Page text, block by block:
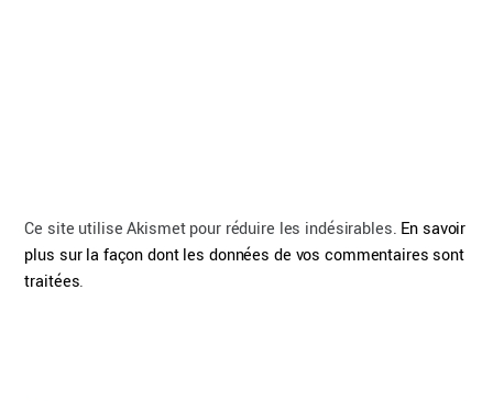
Ce site utilise Akismet pour réduire les indésirables. En savoir
plus sur la façon dont les données de vos commentaires sont
traitées.